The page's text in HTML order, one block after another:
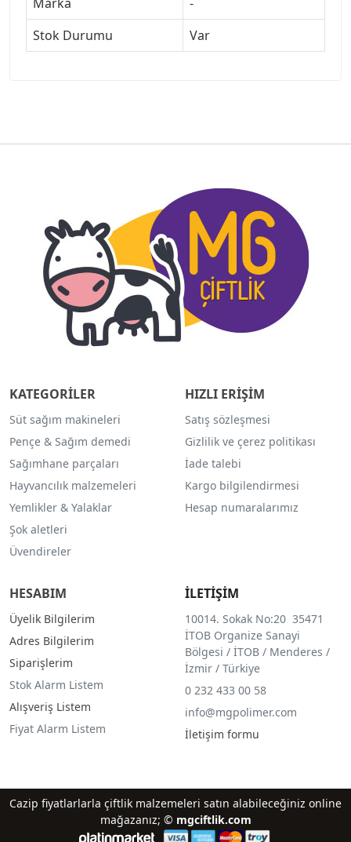
Stok Durumu
Var
KATEGORİLER
Süt sağım makineleri
Pençe & Sağım demedi
Sağımhane parçaları
Hayvancılık malzemeleri
Yemlikler & Yalaklar
Şok aletleri
Üvendireler
HIZLI ERİŞİM
Satış sözleşmesi
Gizlilik ve çerez politikası
İade talebi
Kargo bilgilendirmesi
Hesap numaralarımız
HESABIM
Üyelik Bilgilerim
Adres Bilgilerim
Siparişlerim
Stok Alarm Listem
Alışveriş Listem
Fiyat Alarm Listem
İLETİŞİM
10014. Sokak No:20 35471
İTOB Organize Sanayi
Bölgesi / İTOB / Menderes /
İzmir / Türkiye
0 232 433 00 58
info@mgpolimer.com
İletişim formu
Cazip fiyatlarlarla çiftlik malzemeleri satın alabileceğiniz online
mağazanız; © mgciftlik.com